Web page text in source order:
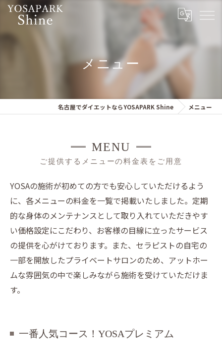
メニュー
名古屋でダイエットならYOSAPARK Shine メニュー
ご提供するメニューの料金表をご用意
MENU
YOSAの施術が初めての方でも安心していただけるよう
に、各メニューの料金を一覧で掲載いたしました。定期
的な身体のメンテナンスとして取り入れていただきやす
い価格設定にこだわり、お客様の目線に立ったサービス
の提供を心がけております。また、セラピストの自宅の
一部を開放したプライベートサロンのため、アットホー
ムな雰囲気の中で楽しみながら施術を受けていただけま
す。
一番人気コース！YOSAプレミアム